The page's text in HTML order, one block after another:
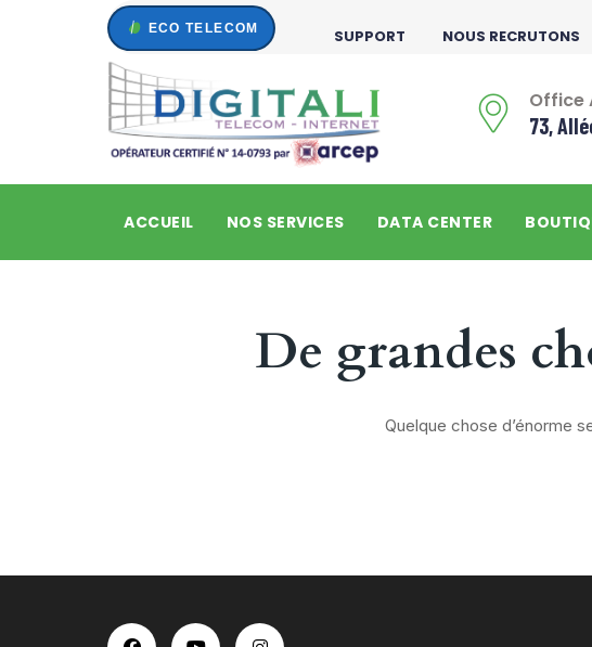
SUPPORT NOUS RECRUTONS
Office
73,
ACCUEIL NOS SERVICES DATA CENTER
De grandes
Quelque chose d’énorme